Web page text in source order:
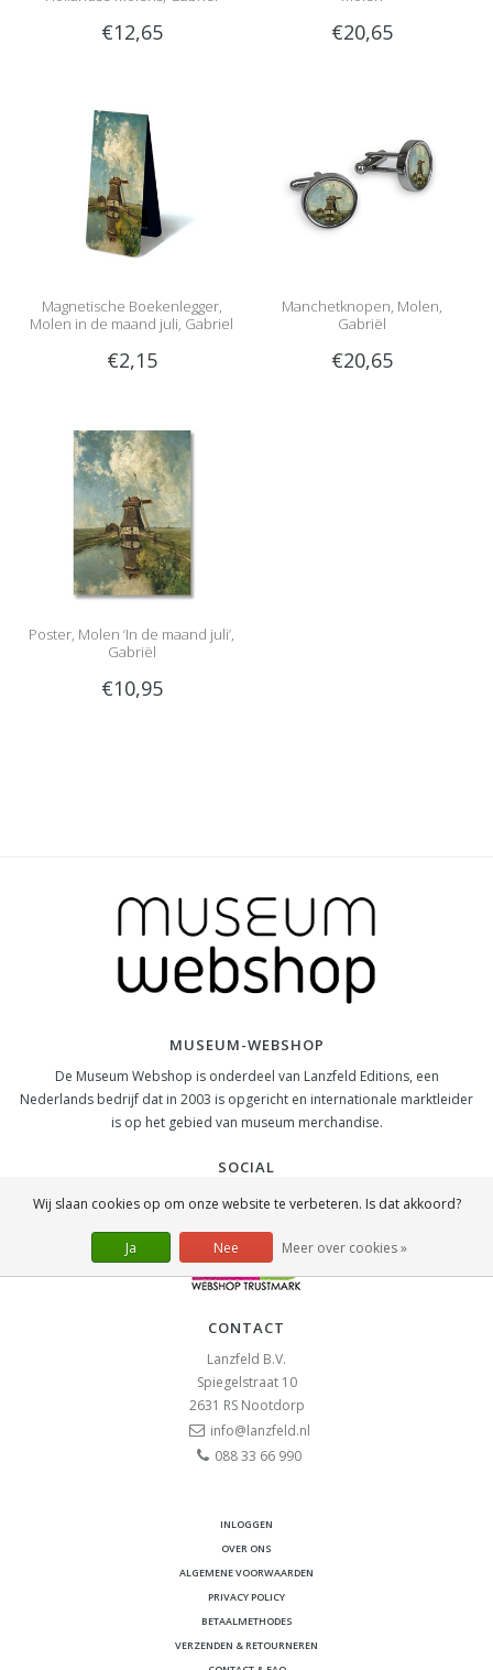
€12,65 €20,65
Magnetische Boekenlegger,
Molen in de maand juli, Gabriel
€2,15
Manchetknopen, Molen,
Gabriël
€20,65
Poster, Molen ‘In de maand juli’,
Gabriël
€10,95
MUSEUM-WEBSHOP
De Museum Webshop is onderdeel van Lanzfeld Editions, een
Nederlands bedrijf dat in 2003 is opgericht en internationale marktleider
is op het gebied van museum merchandise.
SOCIAL
CONTACT
Lanzfeld B.V.
Spiegelstraat 10
2631 RS Nootdorp
info@lanzfeld.nl
088 33 66 990
INLOGGEN
OVER ONS
ALGEMENE VOORWAARDEN
PRIVACY POLICY
BETAALMETHODES
VERZENDEN & RETOURNEREN
Wij slaan cookies op om onze website te verbeteren. Is dat akkoord?
Ja Nee Meer over cookies »